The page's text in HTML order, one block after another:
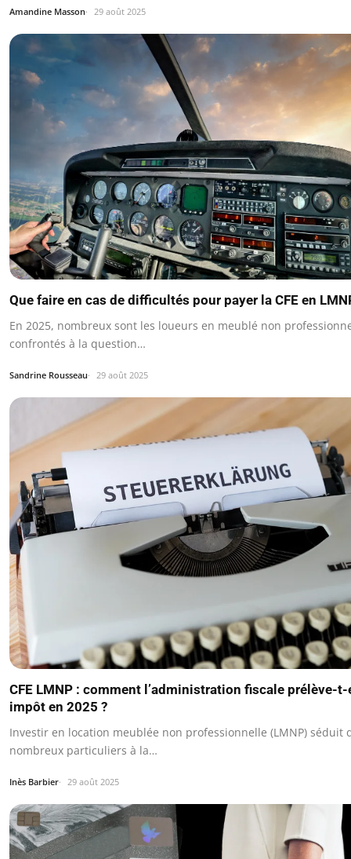
Amandine Masson 29 août 2025
Que faire en cas de difficultés pour payer la CFE en
En 2025, nombreux sont les loueurs en meublé non
confrontés à la question…
Sandrine Rousseau 29 août 2025
CFE LMNP : comment l’administration fiscale prélève-
impôt en 2025 ?
Investir en location meublée non professionnelle (LMNP) séduit
nombreux particuliers à la…
Inès Barbier 29 août 2025